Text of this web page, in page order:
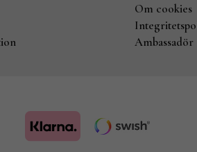
Om cookies
Ambassadör